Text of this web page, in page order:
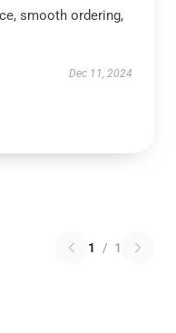
smooth ordering,
Dec 11, 2024
1 / 1